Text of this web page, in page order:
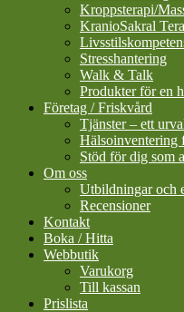
Kroppsterapi/
KranioSakral
Stresshantering
Walk & Talk
Produkter för en
Företag / Friskvård
Tjänster – ett
Hälsoinventering
Stöd för dig som
Om oss
Utbildningar och
Recensioner
Kontakt
Boka / Hitta
Webbutik
Varukorg
Till kassan
Prislista